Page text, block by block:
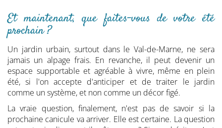
Et maintenant, que faites-vous de votre été
prochain ?
Un jardin urbain, surtout dans le Val-de-Marne, ne sera
jamais un alpage frais. En revanche, il peut devenir un
espace supportable et agréable à vivre, même en plein
été, si l'on accepte d'anticiper et de traiter le jardin
comme un système, et non comme un décor figé.
La vraie question, finalement, n'est pas de savoir si la
prochaine canicule va arriver. Elle est certaine. La question